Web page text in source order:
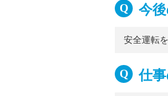
今
安全運転
仕